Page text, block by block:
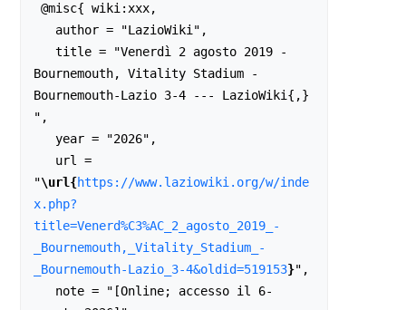
Bournemouth, Vitality Stadium -
Bournemouth-Lazio 3-4 --- LazioWiki{,}
",
"\url{https://www.laziowiki.org/w/inde
x.php?
title=Venerd%C3%AC_2_agosto_2019_-
_Bournemouth,_Vitality_Stadium_-
_Bournemouth-Lazio_3-4&oldid=519153}",